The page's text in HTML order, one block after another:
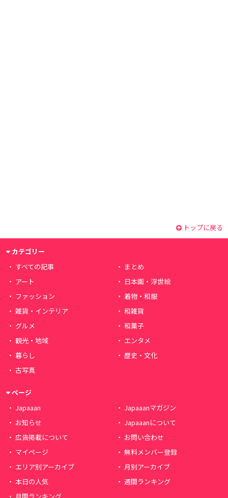
トップに戻る
カテゴリー
すべての記事
まとめ
アート
日本画・浮世絵
ファッション
着物・和服
雑貨・インテリア
和雑貨
グルメ
和菓子
観光・地域
エンタメ
暮らし
歴史・文化
古写真
ページ
Japaaan
Japaaanマガジン
お知らせ
Japaaanについて
広告掲載について
お問い合わせ
マイページ
無料メンバー登録
エリア別アーカイブ
月別アーカイブ
本日の人気
週間ランキング
月間ランキング